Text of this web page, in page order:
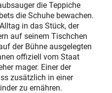
die Teppiche
die Schuhe bewachen.
in das Stück, der
auf seinem Tischchen
der Bühne ausgelegten
offiziell vom Staat
mager. Einer der
zusätzlich in einer
zu ernähren.